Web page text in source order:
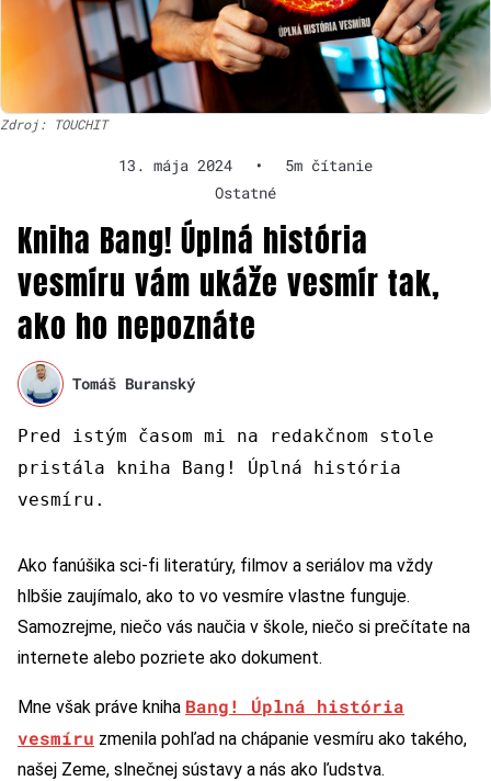
Zdroj: TOUCHIT
13. mája 2024 •
5m čítanie
Ostatné
Kniha Bang! Úplná história
vesmíru vám ukáže vesmír tak,
ako ho nepoznáte
Tomáš Buranský
Pred istým časom mi na redakčnom stole
pristála kniha Bang! Úplná história
vesmíru.
Ako fanúšika sci-fi literatúry, filmov a seriálov ma vždy
hlbšie zaujímalo, ako to vo vesmíre vlastne funguje.
Samozrejme, niečo vás naučia v škole, niečo si prečítate na
internete alebo pozriete ako dokument.
Mne však práve kniha Bang! Úplná história
vesmíru zmenila pohľad na chápanie vesmíru ako takého,
našej Zeme, slnečnej sústavy a nás ako ľudstva.